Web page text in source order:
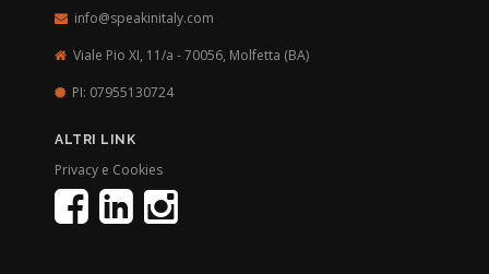
info@speakinitaly.com
Viale Pio XI, 11/a - 70056, Molfetta (BA)
PI: 07955130724
ALTRI LINK
Privacy e Cookies